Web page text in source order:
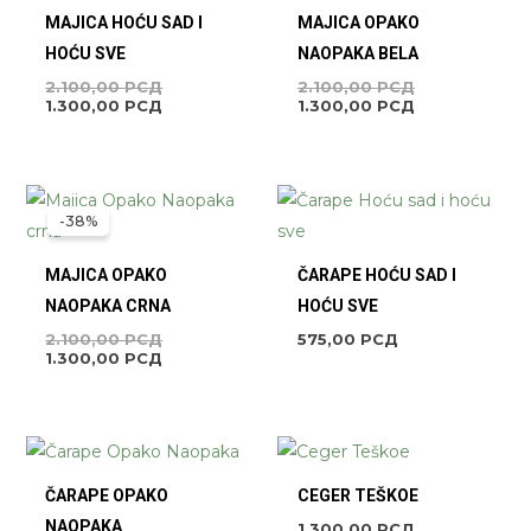
MAJICA HOĆU SAD I
HOĆU SVE
2.100,00РСД
2.100,00 РСД.
1.300,00 РСД
MAJICA OPAKO
NAOPAKA BELA
2.100,00РСД
2.100,00
1.300,00 РСД
-38%
MAJICA OPAKO
NAOPAKA CRNA
2.100,00РСД
ORIGINALNA
CENA
2.100,00 РСД.
1.300,00 РСД
TRENUTNA
CENA
ČARAPE HOĆU SAD I
HOĆU SVE
575,00 РСД
ČARAPE OPAKO
NAOPAKA
CEGER TEŠKOE